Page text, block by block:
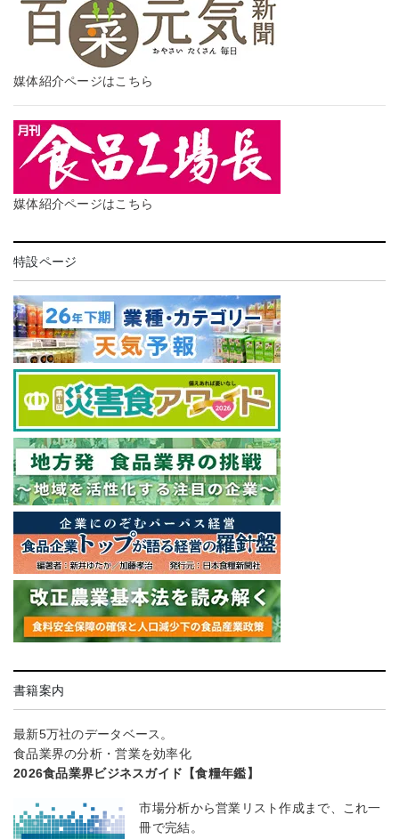
媒体紹介ページはこちら
媒体紹介ページはこちら
特設ページ
書籍案内
最新5万社のデータベース。
食品業界の分析・営業を効率化
2026食品業界ビジネスガイド【食糧年鑑】
市場分析から営業リスト作成まで、これ一
冊で完結。